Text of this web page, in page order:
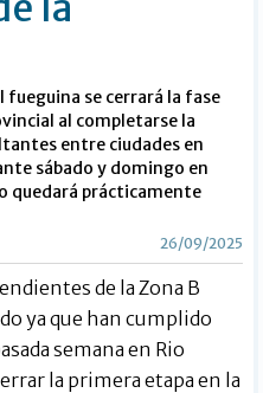
fueguina se cerrará la fase
al completarse la
entre ciudades en
sábado y domingo en
quedará prácticamente
26/09/2025
de la Zona B
ya que han cumplido
semana en Rio
la primera etapa en la